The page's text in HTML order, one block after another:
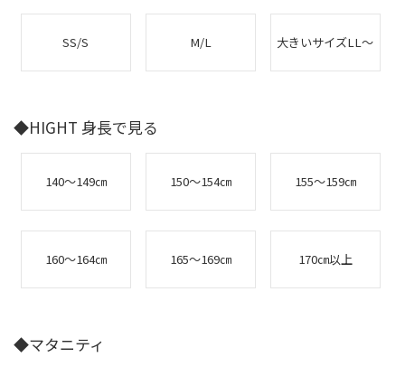
SS/S M/L 大きいサイズLL～
◆HIGHT 身長で見る
140～149㎝ 150～154㎝ 155～159㎝
160～164㎝ 165～169㎝ 170㎝以上
◆マタニティ